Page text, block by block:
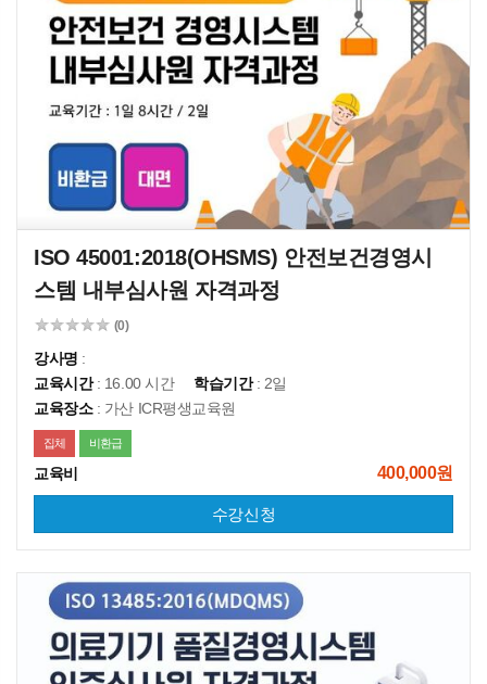
ISO 45001:2018(OHSMS) 안전보건경영시
스템 내부심사원 자격과정
(0)
강사명 :
교육시간: 16.00 시간 학습기간: 2일
교육장소: 가산 ICR평생교육원
집체 비환급
교육비 400,000원
수강신청